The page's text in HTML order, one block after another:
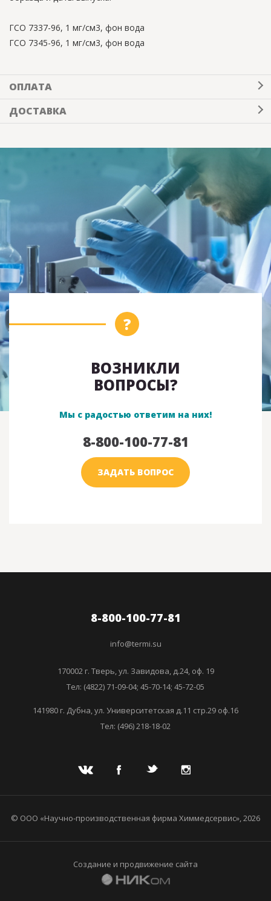
ГСО 7337-96, 1 мг/см3, фон вода
ГСО 7345-96, 1 мг/см3, фон вода
ОПЛАТА
ДОСТАВКА
ВОЗНИКЛИ
ВОПРОСЫ?
Мы с радостью ответим на них!
8-800-100-77-81
ЗАДАТЬ ВОПРОС
8-800-100-77-81
info@termi.su
170002 г. Тверь, ул. Завидова, д.24, оф. 19
Тел: (4822) 71-09-04; 45-70-14; 45-72-05
141980 г. Дубна, ул. Университетская д.11 стр.29 оф.16
Тел: (496) 218-18-02
© ООО «Научно-производственная фирма Химмедсервис», 2026
Создание и продвижение сайта